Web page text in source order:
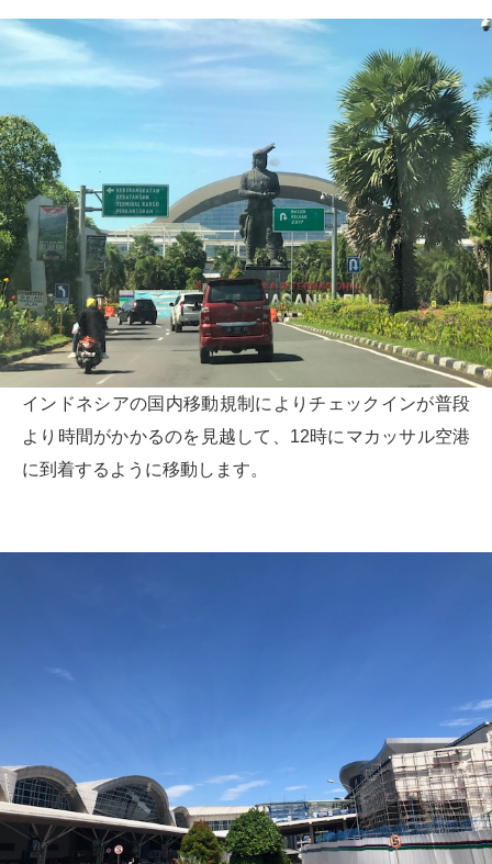
インドネシアの国内移動規制によりチェックインが普段
より時間がかかるのを見越して、12時にマカッサル空港
に到着するように移動します。